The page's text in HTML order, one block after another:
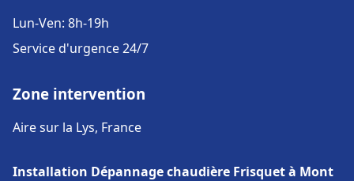
Lun-Ven: 8h-19h
Service d'urgence 24/7
Zone intervention
Aire sur la Lys, France
Installation Dépannage chaudière Frisquet à Mont